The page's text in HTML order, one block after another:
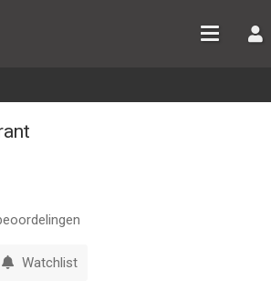
Watchlist